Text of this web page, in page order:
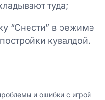
туда;
“Снести” в режиме
кувалдой.
и ошибки с игрой